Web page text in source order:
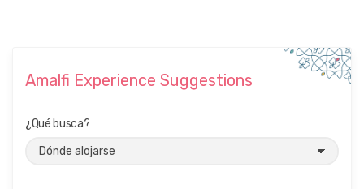
Amalfi Experience Suggestions
¿Qué busca?